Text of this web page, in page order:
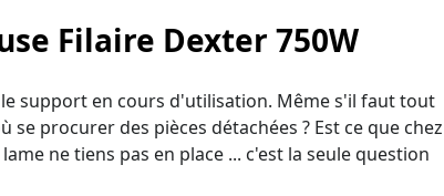
Filaire Dexter 750W
support en cours d'utilisation. Même s'il faut tout
procurer des pièces détachées ? Est ce que chez
ne tiens pas en place ... c'est la seule question